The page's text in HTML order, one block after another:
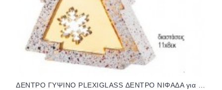
ΔΕΝΤΡΟ ΓΥΨΙΝΟ PLEXIGLASS ΔΕΝΤΡΟ ΝΙΦΑΔΑ για μπομπονιέρες γούρι δώρο ΝΟ-Κ849/52185 2.73€!!!